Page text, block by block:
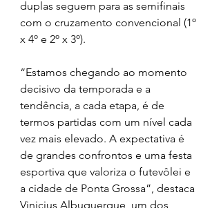
duplas seguem para as semifinais
com o cruzamento convencional (1º
x 4º e 2º x 3º).
“Estamos chegando ao momento
decisivo da temporada e a
tendência, a cada etapa, é de
termos partidas com um nível cada
vez mais elevado. A expectativa é
de grandes confrontos e uma festa
esportiva que valoriza o futevôlei e
a cidade de Ponta Grossa”, destaca
Vinicius Albuquerque, um dos